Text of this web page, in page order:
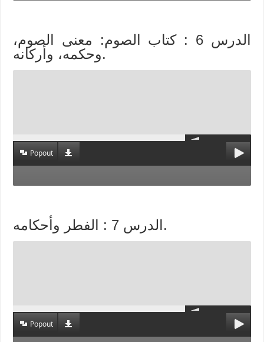
الدرس 6 : كتاب الصوم: معنى الصوم،
وحكمه، وأركانه.
Popout
الدرس 7 : الفطر وأحكامه.
Popout